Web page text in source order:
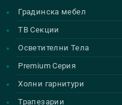
Градинска мебел
ТВ Секции
Осветителни Тела
Premium Серия
Холни гарнитури
Трапезарии